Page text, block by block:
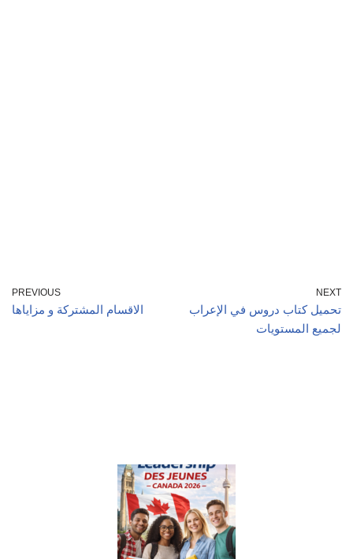
PREVIOUS
الاقسام المشتركة و مزاياها
NEXT
تحميل كتاب دروس في الإعراب
لجميع المستويات